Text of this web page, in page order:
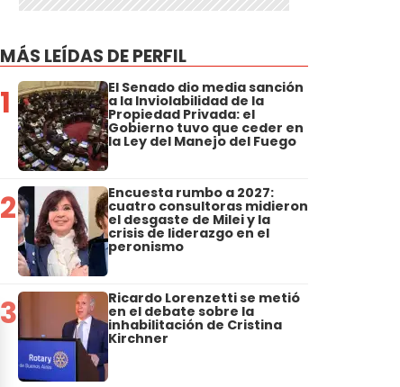
MÁS LEÍDAS DE PERFIL
1 El Senado dio media sanción
a la Inviolabilidad de la
Propiedad Privada: el
Gobierno tuvo que ceder en
la Ley del Manejo del Fuego
2 Encuesta rumbo a 2027:
cuatro consultoras midieron
el desgaste de Milei y la
crisis de liderazgo en el
peronismo
3 Ricardo Lorenzetti se metió
en el debate sobre la
inhabilitación de Cristina
Kirchner